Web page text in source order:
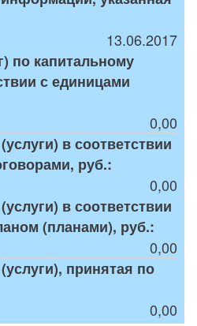
13.06.2017
по капитальному
с единицами
0,00
в соответствии
руб.:
0,00
в соответствии
(планами), руб.:
0,00
принятая по
0,00